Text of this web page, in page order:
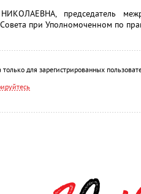
председатель
при Уполномоченном по
для зарегистрированных